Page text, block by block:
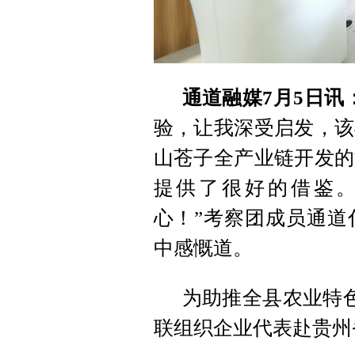
通道融媒7月5日讯
验，让我深受启发，
山苍子全产业链开发
提供了很好的借鉴
心！”考察团成员通
中感慨道。
为助推全县农业特
联组织企业代表赴贵